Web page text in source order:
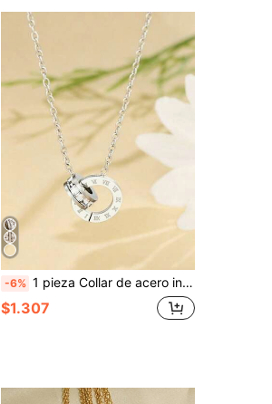
-6% 1 pieza Collar de acero inoxidable con doble anillo cuadrado de números romanos entrelazados con strass, estilo minimalista, muy vendido, para mujer, uso diario, regalo, fiesta, casual
$1.307